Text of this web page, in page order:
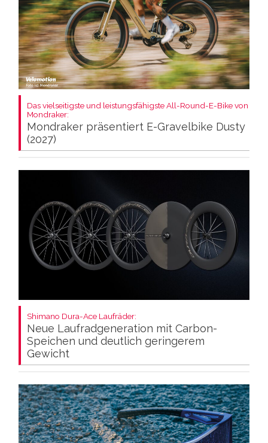
Das vielseitigste und leistungsfähigste All-Round-E-Bike von
Mondraker:
Mondraker präsentiert E-Gravelbike Dusty
(2027)
Shimano Dura-Ace Laufräder:
Neue Laufradgeneration mit Carbon-
Speichen und deutlich geringerem
Gewicht